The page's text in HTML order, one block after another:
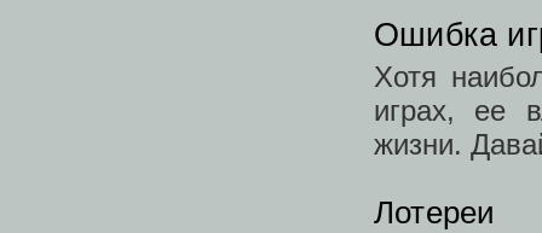
Ошибка
Хотя
играх, ее
жизни.
Лотереи